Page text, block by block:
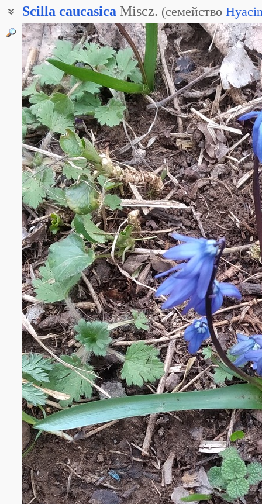
Scilla caucasica Miscz. (семейство